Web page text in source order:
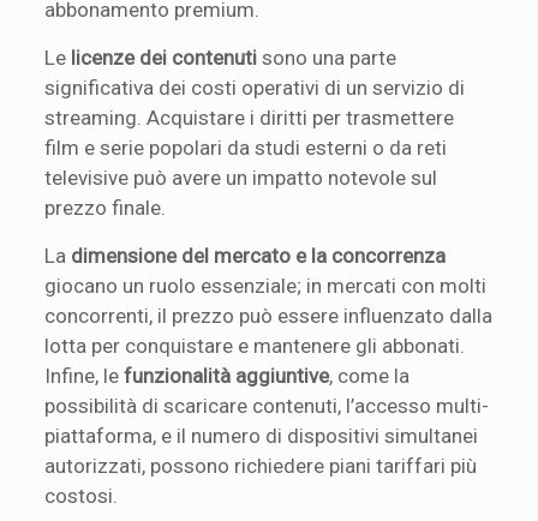
abbonamento premium.
Le licenze dei contenuti sono una parte
significativa dei costi operativi di un servizio di
streaming. Acquistare i diritti per trasmettere
film e serie popolari da studi esterni o da reti
televisive può avere un impatto notevole sul
prezzo finale.
La dimensione del mercato e la concorrenza
giocano un ruolo essenziale; in mercati con molti
concorrenti, il prezzo può essere influenzato dalla
lotta per conquistare e mantenere gli abbonati.
Infine, lefunzionalità aggiuntive, come la
possibilità di scaricare contenuti, l’accesso multi-
piattaforma, e il numero di dispositivi simultanei
autorizzati, possono richiedere piani tariffari più
costosi.